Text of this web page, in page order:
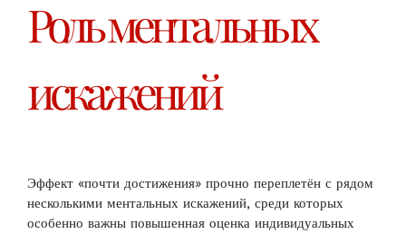
Роль ментальных
искажений
Эффект «почти достижения» прочно переплетён с рядом
несколькими ментальных искажений, среди которых
особенно важны повышенная оценка индивидуальных